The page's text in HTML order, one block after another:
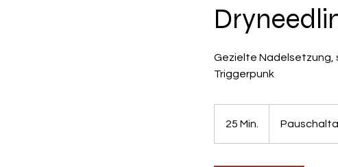
Gezielte Nadelsetzung,
Triggerpunk
25 Min.